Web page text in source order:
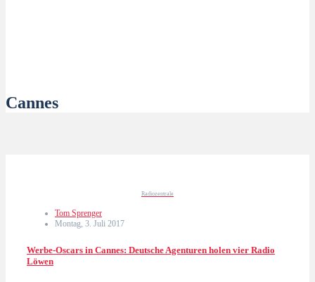
Cannes
Radiozentrale
Tom Sprenger
Montag, 3. Juli 2017
Werbe-Oscars in Cannes: Deutsche Agenturen holen vier Radio
Löwen